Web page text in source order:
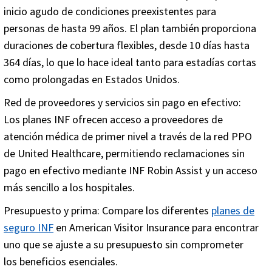
inicio agudo de condiciones preexistentes para
personas de hasta 99 años. El plan también proporciona
duraciones de cobertura flexibles, desde 10 días hasta
364 días, lo que lo hace ideal tanto para estadías cortas
como prolongadas en Estados Unidos.
Red de proveedores y servicios sin pago en efectivo:
Los planes INF ofrecen acceso a proveedores de
atención médica de primer nivel a través de la red PPO
de United Healthcare, permitiendo reclamaciones sin
pago en efectivo mediante INF Robin Assist y un acceso
más sencillo a los hospitales.
Presupuesto y prima: Compare los diferentes planes de
seguro INF en American Visitor Insurance para encontrar
uno que se ajuste a su presupuesto sin comprometer
los beneficios esenciales.